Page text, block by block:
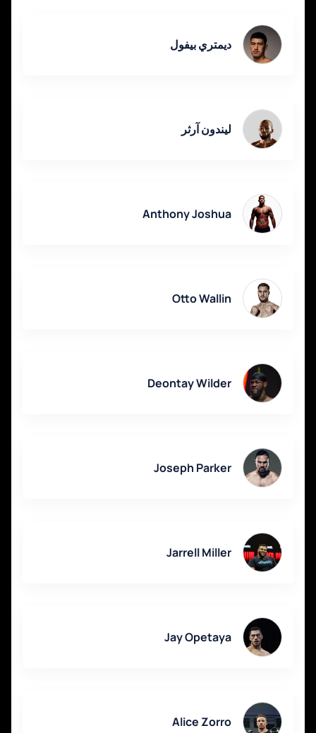
ديمتري بيفول
ليندون آرثر
Anthony Joshua
Otto Wallin
Deontay Wilder
Joseph Parker
Jarrell Miller
Jay Opetaya
Alice Zorro